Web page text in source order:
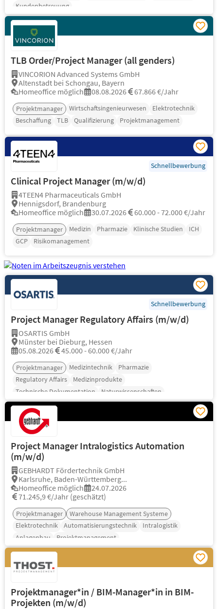
Kundenbetreuung
TLB Order/Project Manager (all genders)
VINCORION Advanced Systems GmbH
Altenstadt bei Schongau, Bayern
Homeoffice möglich
08.08.2026 67.866 €/Jahr
Projektmanager Wirtschaftsingenieurwesen
Elektrotechnik
Beschaffung
TLB Qualifizierung Projektmanagement
Schnellbewerbung
Clinical Project Manager (m/w/d)
4TEEN4 Pharmaceuticals GmbH
Hennigsdorf, Brandenburg
Homeoffice möglich
30.07.2026 60.000 - 72.000 €/Jahr
Projektmanager Medizin Pharmazie Klinische Studien
ICH
GCP
Risikomanagement
Schnellbewerbung
Project Manager Regulatory Affairs (m/w/d)
OSARTIS GmbH
Münster bei Dieburg, Hessen
05.08.2026
45.000 - 60.000 €/Jahr
Projektmanager Medizintechnik
Pharmazie
Regulatory Affairs
Medizinprodukte
Technische Dokumentation
Naturwissenschaften
Project Manager Intralogistics Automation
(m/w/d)
GEBHARDT Fördertechnik GmbH
Karlsruhe, Baden-Württemberg...
Homeoffice möglich
24.07.2026
71.245,9 €/Jahr (geschätzt)
Projektmanager
Warehouse Management Systeme
Elektrotechnik
Automatisierungstechnik
Intralogistik
Anlagenbau
Projektmanagement
Projektmanager*in / BIM-Manager*in in BIM-
Projekten (m/w/d)